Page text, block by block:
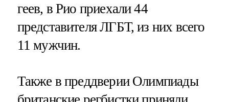
геев, в Рио приехали 44
представителя ЛГБТ, из них всего
11 мужчин.
Также в преддверии Олимпиады